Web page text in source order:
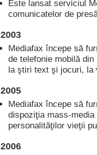
Este lansat serviciul
comunicatelor de
2003
Mediafax începe să
de telefonie mobilă
la ştiri text şi jocuri, la
2005
Mediafax începe să
dispoziţia mass-
personalităţilor vieţii
2006